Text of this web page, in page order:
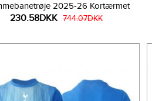
2025-26 Kortærmet
230.58DKK 744.07DKK